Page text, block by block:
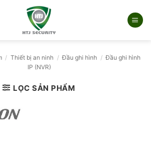
/ Thiết bị an ninh / Đầu ghi hình / Đầu ghi hình
IP (NVR)
LỌC SẢN PHẨM